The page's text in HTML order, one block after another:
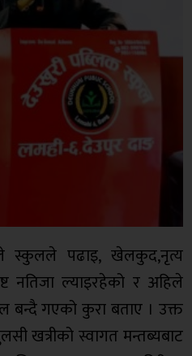
स्कुलले पढाइ, खेलकुद,नृत्य
नतिजा ल्याइरहेको र अहिले
बन्दै गएको कुरा बताए । उक्त
खत्रीको स्वागत मन्तब्यबाट